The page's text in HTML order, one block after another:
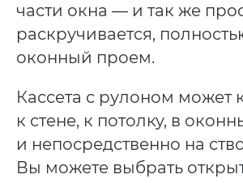
части окна — и так же
раскручивается,
оконный проем.
Кассета с рулоном может
к стене, к потолку, в
и непосредственно на
Вы можете выбрать